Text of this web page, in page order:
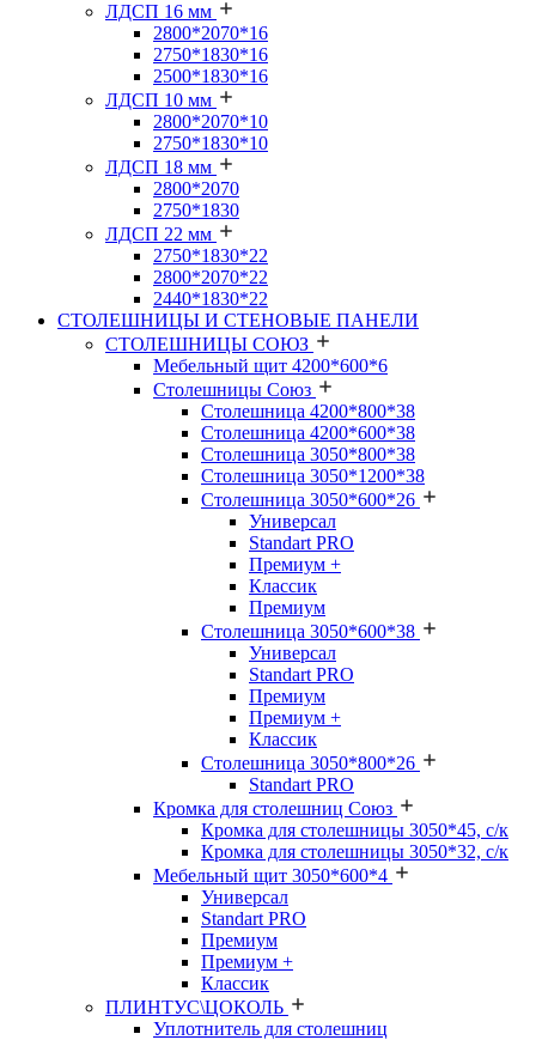
ЛДСП 16 мм
2800*2070*16
2750*1830*16
2500*1830*16
ЛДСП 10 мм
2800*2070*10
2750*1830*10
ЛДСП 18 мм
2800*2070
2750*1830
ЛДСП 22 мм
2750*1830*22
2800*2070*22
2440*1830*22
СТОЛЕШНИЦЫ И СТЕНОВЫЕ ПАНЕЛИ
СТОЛЕШНИЦЫ СОЮЗ
Мебельный щит 4200*600*6
Столешницы Союз
Столешница 4200*800*38
Столешница 4200*600*38
Столешница 3050*800*38
Столешница 3050*1200*38
Столешница 3050*600*26
Универсал
Standart PRO
Премиум +
Классик
Премиум
Столешница 3050*600*38
Универсал
Standart PRO
Премиум
Премиум +
Классик
Столешница 3050*800*26
Standart PRO
Кромка для столешниц Союз
Кромка для столешницы 3050*45, с/к
Кромка для столешницы 3050*32, с/к
Мебельный щит 3050*600*4
Универсал
Standart PRO
Премиум
Премиум +
Классик
ПЛИНТУС\ЦОКОЛЬ
Уплотнитель для столешниц